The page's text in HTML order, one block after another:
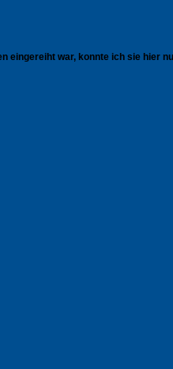
eingereiht war, konnte ich sie hier